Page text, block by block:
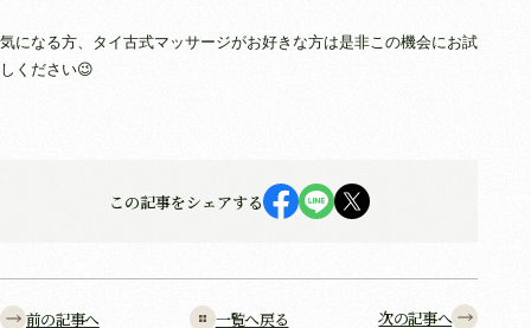
気になる方、タイ古式マッサージがお好きな方は是非この機会にお試
しください😉
この記事をシェアする
前の記事へ 一覧へ戻る 次の記事へ